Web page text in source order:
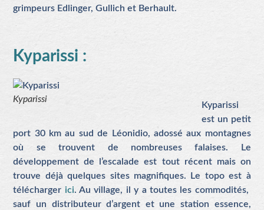
grimpeurs Edlinger, Gullich et Berhault.
Kyparissi :
Kyparissi
Kyparissi
est un petit
port 30 km au sud de Léonidio, adossé aux montagnes
où se trouvent de nombreuses falaises. Le
développement de l’escalade est tout récent mais on
trouve déjà quelques sites magnifiques. Le topo est à
télécharger ici. Au village, il y a toutes les commodités,
sauf un distributeur d’argent et une station essence,